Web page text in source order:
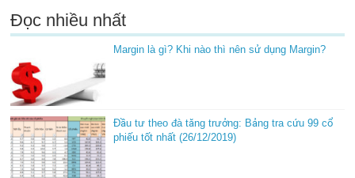
Đọc nhiều nhất
Margin là gì? Khi nào thì nên sử dụng Margin?
Đầu tư theo đà tăng trưởng: Bảng tra cứu 99 cổ
phiếu tốt nhất (26/12/2019)